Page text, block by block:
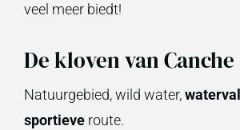
veel meer biedt!
De kloven van Canche
Natuurgebied, wild water,
sportieveroute.